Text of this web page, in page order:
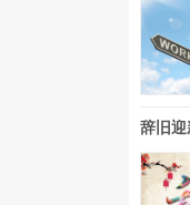
辞旧迎